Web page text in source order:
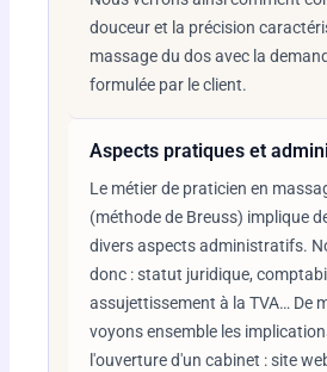
douceur et la précision
massage du dos avec la
formulée par le client.
Aspects pratiques et
Le métier de praticien en
(méthode de Breuss) implique
divers aspects administratifs.
donc : statut juridique,
assujettissement à la TVA… De
voyons ensemble les
l'ouverture d'un cabinet : site